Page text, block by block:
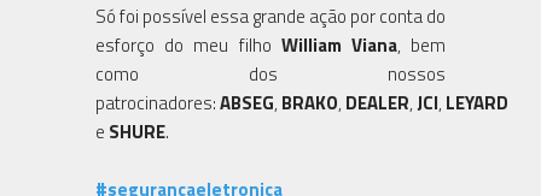
Só foi possível essa grande ação por conta do
esforço do meu filho William Viana, bem
como dos nossos
patrocinadores:ABSEG, BRAKO, DEALER,JCI, LEYARD
e SHURE.
#segurancaeletronica